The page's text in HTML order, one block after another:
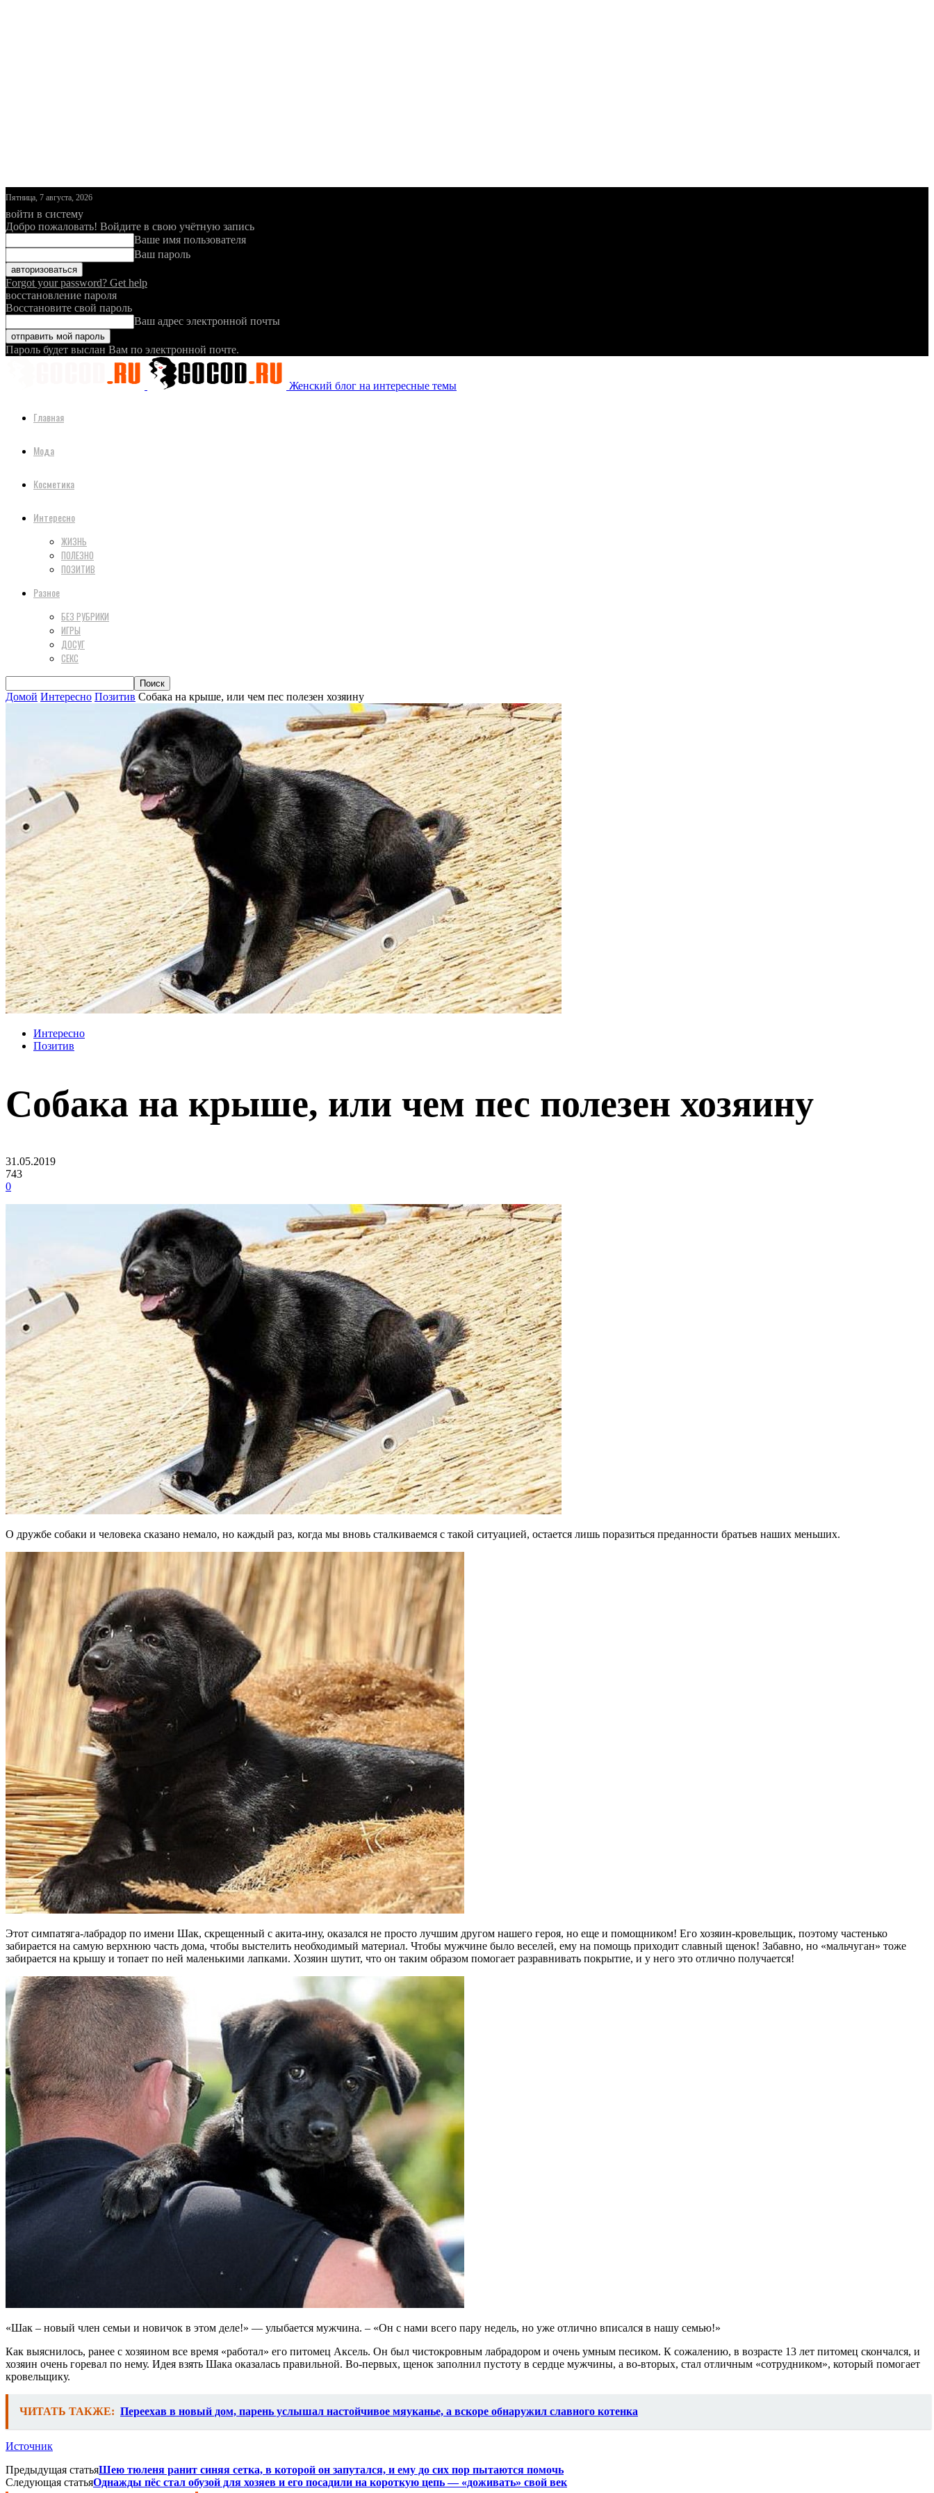
Пятница, 7 августа, 2026
войти в систему
Добро пожаловать! Войдите в свою учётную запись
Ваше имя пользователя
Ваш пароль
Forgot your password? Get help
восстановление пароля
Восстановите свой пароль
Ваш адрес электронной почты
Пароль будет выслан Вам по электронной почте.
Женский блог на интересные темы
Главная
Мода
Косметика
Интересно
ЖИЗНЬ
ПОЛЕЗНО
ПОЗИТИВ
Разное
БЕЗ РУБРИКИ
ИГРЫ
ДОСУГ
СЕКС
Домой Интересно Позитив Собака на крыше, или чем пес полезен хозяину
Интересно
Позитив
Собака на крыше, или чем пес полезен хозяину
31.05.2019
743
0
О дружбе собаки и человека сказано немало, но каждый раз, когда мы вновь сталкиваемся с такой ситуацией, остается лишь поразиться преданности братьев наших меньших.
Этот симпатяга-лабрадор по имени Шак, скрещенный с акита-ину, оказался не просто лучшим другом нашего героя, но еще и помощником! Его хозяин-кровельщик, поэтому частенько
забирается на самую верхнюю часть дома, чтобы выстелить необходимый материал. Чтобы мужчине было веселей, ему на помощь приходит славный щенок! Забавно, но «мальчуган» тоже
забирается на крышу и топает по ней маленькими лапками. Хозяин шутит, что он таким образом помогает разравнивать покрытие, и у него это отлично получается!
«Шак – новый член семьи и новичок в этом деле!» — улыбается мужчина. – «Он с нами всего пару недель, но уже отлично вписался в нашу семью!»
Как выяснилось, ранее с хозяином все время «работал» его питомец Аксель. Он был чистокровным лабрадором и очень умным песиком. К сожалению, в возрасте 13 лет питомец скончался, и
хозяин очень горевал по нему. Идея взять Шака оказалась правильной. Во-первых, щенок заполнил пустоту в сердце мужчины, а во-вторых, стал отличным «сотрудником», который помогает
кровельщику.
ЧИТАТЬ ТАКЖЕ: Переехав в новый дом, парень услышал настойчивое мяуканье, а вскоре обнаружил славного котенка
Источник
Предыдущая статьяШею тюленя ранит синяя сетка, в которой он запутался, и ему до сих пор пытаются помочь
Следующая статьяОднажды пёс стал обузой для хозяев и его посадили на короткую цепь — «доживать» свой век